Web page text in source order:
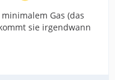
Gas (das
sie irgendwann